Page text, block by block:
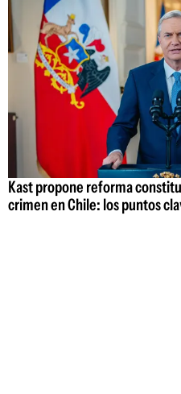
Kast propone reforma
crimen en Chile: los puntos